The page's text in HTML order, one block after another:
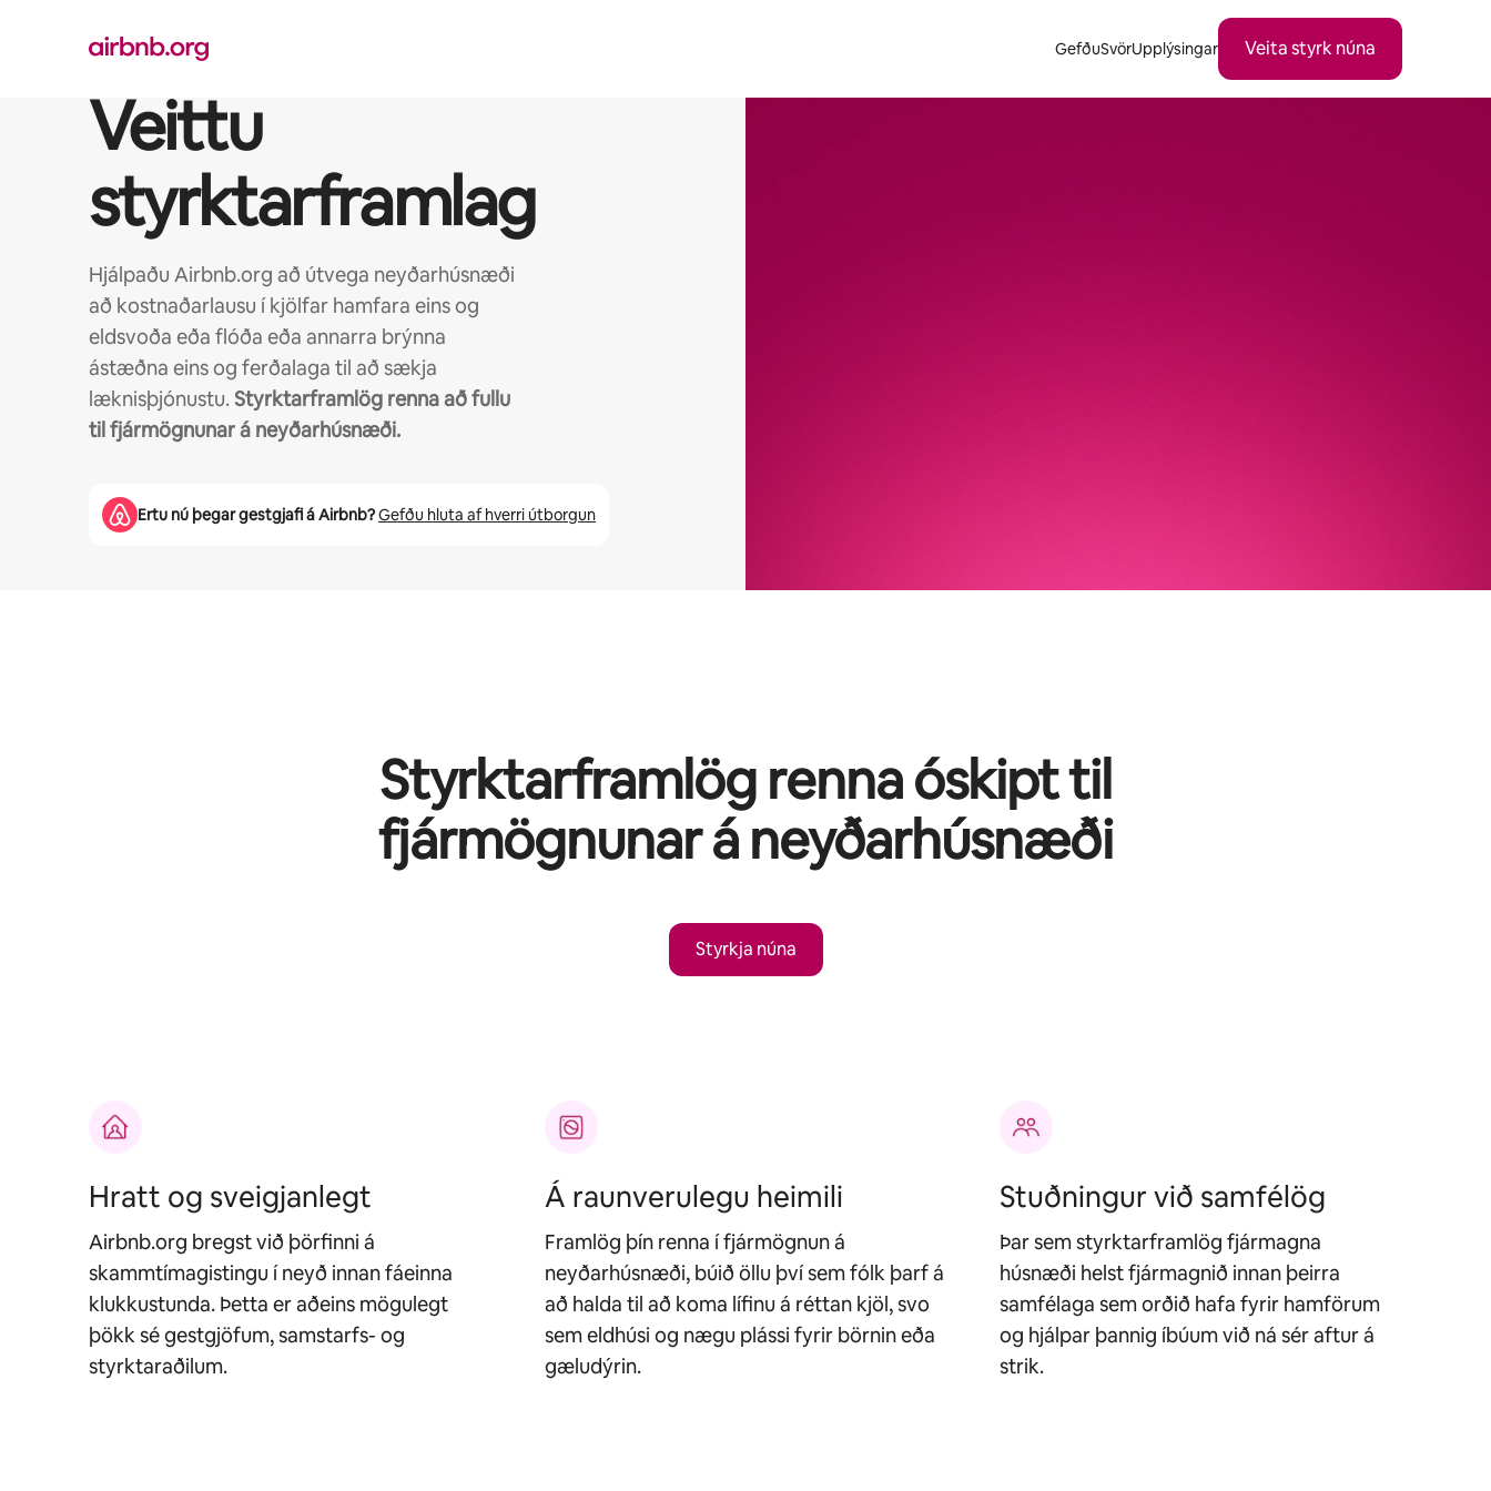
GefðuSvörUpplýsingar Veita styrk núna
Veittu
styrktarframlag
Hjálpaðu Airbnb.org að útvega neyðarhúsnæði
að kostnaðarlausu í kjölfar hamfara eins og
eldsvoða eða flóða eða annarra brýnna
ástæðna eins og ferðalaga til að sækja
læknisþjónustu.Styrktarframlög renna að fullu
til fjármögnunar á neyðarhúsnæði.
Ertu nú þegar gestgjafi á Airbnb?Gefðu hluta af hverri útborgun
Styrktarframlög renna óskipt til
fjármögnunar á neyðarhúsnæði
Styrkja núna
Hratt og sveigjanlegt
Airbnb.org bregst við þörfinni á
skammtímagistingu í neyð innan fáeinna
klukkustunda. Þetta er aðeins mögulegt
þökk sé gestgjöfum, samstarfs- og
styrktaraðilum.
Á raunverulegu heimili
Framlög þín renna í fjármögnun á
neyðarhúsnæði, búið öllu því sem fólk þarf á
að halda til að koma lífinu á réttan kjöl, svo
sem eldhúsi og nægu plássi fyrir börnin eða
gæludýrin.
Stuðningur við samfélög
Þar sem styrktarframlög fjármagna
húsnæði helst fjármagnið innan þeirra
samfélaga sem orðið hafa fyrir hamförum
og hjálpar þannig íbúum við ná sér aftur á
strik.